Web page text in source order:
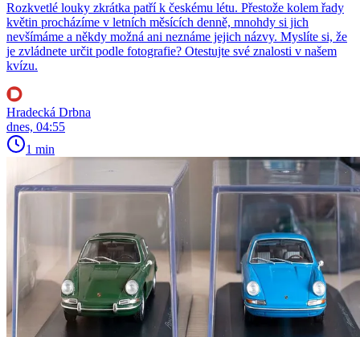
Rozkvetlé louky zkrátka patří k českému létu. Přestože kolem řady
květin procházíme v letních měsících denně, mnohdy si jich
nevšímáme a někdy možná ani neznáme jejich názvy. Myslíte si, že
je zvládnete určit podle fotografie? Otestujte své znalosti v našem
kvízu.
Hradecká Drbna
dnes, 04:55
1 min